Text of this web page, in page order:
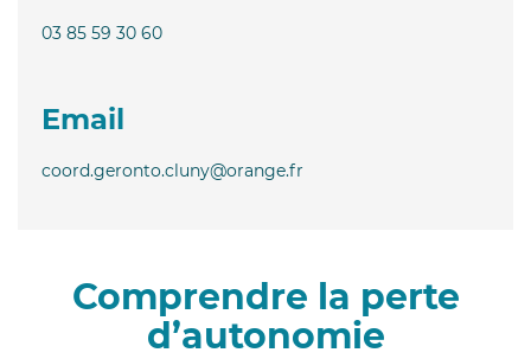
03 85 59 30 60
Email
coord.geronto.cluny@orange.fr
Comprendre la perte
d’autonomie